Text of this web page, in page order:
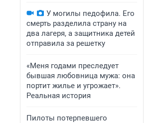
У могилы педофила. Его
смерть разделила страну на
два лагеря, а защитника детей
отправила за решетку
«Меня годами преследует
бывшая любовница мужа: она
портит жилье и угрожает».
Реальная история
Пилоты потерпевшего